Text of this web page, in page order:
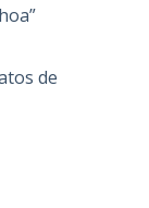
de